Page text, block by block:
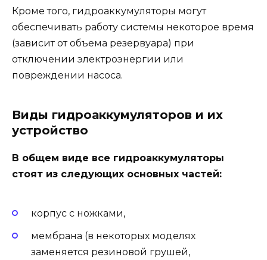
Кроме того, гидроаккумуляторы могут
обеспечивать работу системы некоторое время
(зависит от объема резервуара) при
отключении электроэнергии или
повреждении насоса.
Виды гидроаккумуляторов и их
устройство
В общем виде все гидроаккумуляторы
стоят из следующих основных частей:
корпус с ножками,
мембрана (в некоторых моделях
заменяется резиновой грушей,